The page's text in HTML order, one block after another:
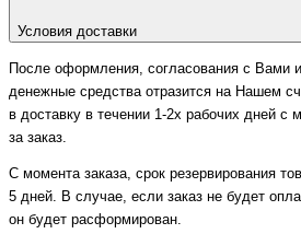
Условия доставки
После оформления, согласования с Вами
денежные средства отразится на Нашем
в доставку в течении 1-2х рабочих дней с
за заказ.
С момента заказа, срок резервирования
5 дней. В случае, если заказ не будет
он будет расформирован.